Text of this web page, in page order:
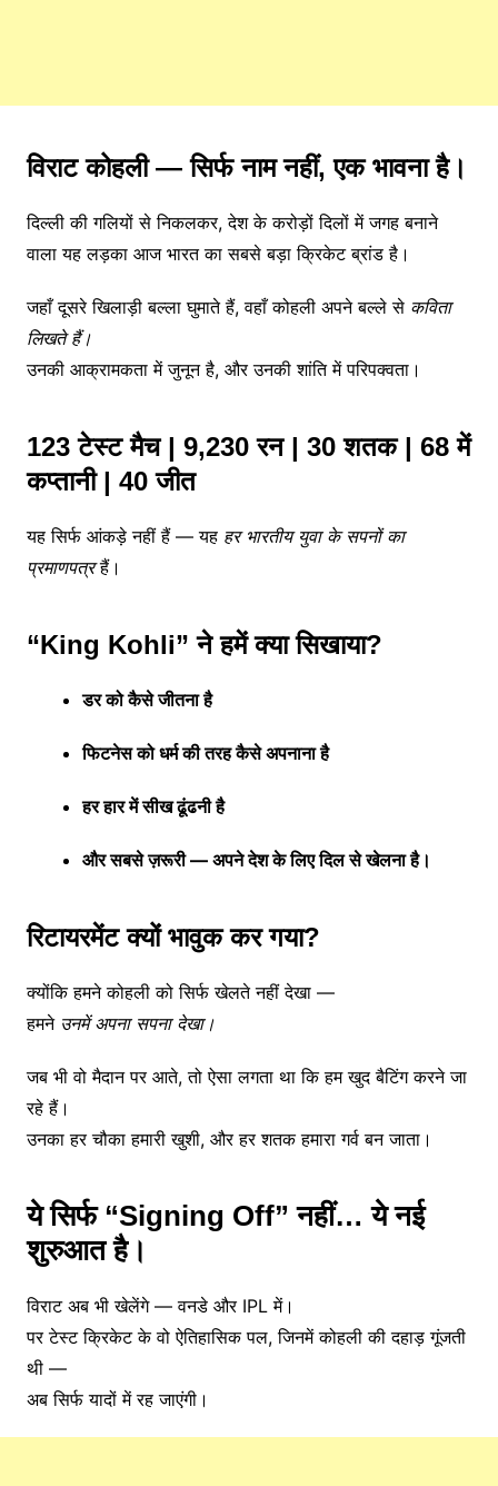
विराटकोहली —सिर्फनामनहीं,एकभावनाहै।
दिल्लीकीगलियोंसेनिकलकर,देशकेकरोड़ोंदिलोंमेंजगहबनाने
वालायहलड़का आज भारतकासबसेबड़ाक्रिकेटब्रांडहै।
जहाँदूसरेखिलाड़ीबल्लाघुमातेहैं,वहाँकोहली अपनेबल्लेसे कविता
लिखतेहैं।
उनकी आक्रामकतामेंजुनूनहै, औरउनकीशांतिमेंपरिपक्वता।
123टेस्टमैच | 9,230रन | 30शतक | 68में
कप्तानी | 40जीत
यहसिर्फ आंकड़ेनहींहैं —यह हर भारतीय युवाके सपनोंका
प्रमाणपत्र हैं।
“King Kohli”नेहमेंक्यासिखाया?
डरकोकैसेजीतनाहै
फिटनेसकोधर्मकीतरहकैसेअपनानाहै
हरहारमेंसीखढूंढनीहै
औरसबसेज़रूरी — अपनेदेशकेलिएदिलसेखेलनाहै।
रिटायरमेंटक्योंभावुककरगया?
क्योंकिहमनेकोहलीकोसिर्फखेलतेनहींदेखा —
हमने उनमेंअपना सपनादेखा।
जब भीवोमैदानपर आते,तोऐसालगता थाकिहमखुदबैटिंगकरनेजा
रहेहैं।
उनकाहरचौकाहमारीखुशी, औरहरशतकहमारागर्वबनजाता।
येसिर्फ “Signing Off”नहीं…येनई
शुरुआतहै।
विराट अब भीखेलेंगे —वनडे और IPLमें।
परटेस्टक्रिकेटकेवोऐतिहासिकपल,जिनमेंकोहलीकीदहाड़गूंजती
थी —
अबसिर्फयादोंमेंरहजाएंगी।